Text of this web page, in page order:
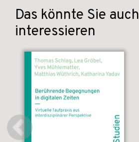
Das könnte Sie auch
interessieren